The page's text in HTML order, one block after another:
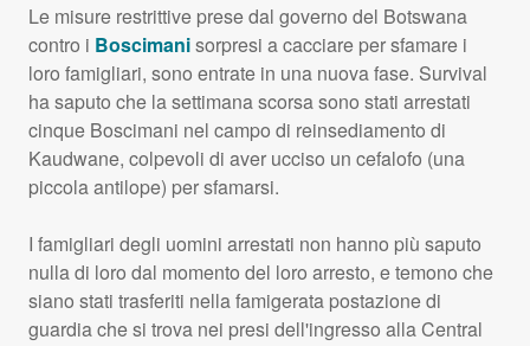
Le misure restrittive prese dal governo del Botswana
contro i Boscimanisorpresi a cacciare per sfamare i
loro famigliari, sono entrate in una nuova fase. Survival
ha saputo che la settimana scorsa sono stati arrestati
cinque Boscimani nel campo di reinsediamento di
Kaudwane, colpevoli di aver ucciso un cefalofo (una
piccola antilope) per sfamarsi.
I famigliari degli uomini arrestati non hanno più saputo
nulla di loro dal momento del loro arresto, e temono che
siano stati trasferiti nella famigerata postazione di
guardia che si trova nei presi dell'ingresso alla Central